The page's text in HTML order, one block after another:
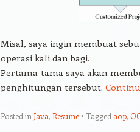
Misal, saya ingin membuat
operasi kali dan bagi.
Pertama-tama saya akan
penghitungan tersebut.
Posted in Java, Resume Tagged aop,